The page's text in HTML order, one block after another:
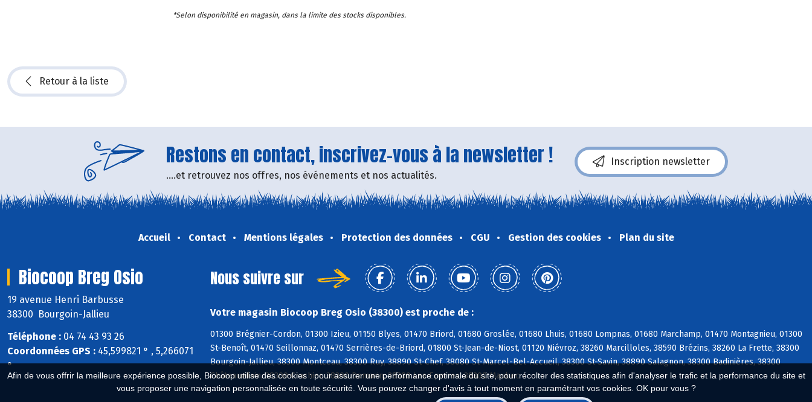
Afin de vous offrir la meilleure expérience possible, Biocoop utilise des cookies : pour assurer une performance optimale du site, pour récolter des statistiques afin d'analyser le trafic et la performance du site et
vous proposer une navigation personnalisée en toute sécurité. Vous pouvez changer d'avis à tout moment en paramétrant vos cookies. OK pour vous ?
*Selon disponibilité en magasin, dans la limite des stocks disponibles.
Retour à la liste
Restons en contact, inscrivez-vous à la newsletter !
....et retrouvez nos offres, nos événements et nos actualités.
Inscription newsletter
Accueil Contact Mentions légales Protection des données CGU Gestion des cookies Plan du site
Biocoop Breg Osio
19 avenue Henri Barbusse
38300 Bourgoin-Jallieu
Téléphone : 04 74 43 93 26
Coordonnées GPS : 45,599821 ° , 5,266071
°
Nous suivre sur
Votre magasin Biocoop Breg Osio (38300) est proche de :
01300 Brégnier-Cordon, 01300 Izieu, 01150 Blyes, 01470 Briord, 01680 Groslée, 01680 Lhuis, 01680 Lompnas, 01680 Marchamp, 01470 Montagnieu, 01300
St-Benoît, 01470 Seillonnaz, 01470 Serrières-de-Briord, 01800 St-Jean-de-Niost, 01120 Niévroz, 38260 Marcilloles, 38590 Brézins, 38260 La Frette, 38300
Bourgoin-Jallieu, 38300 Montceau, 38300 Ruy, 38890 St-Chef, 38080 St-Marcel-Bel-Accueil, 38300 St-Savin, 38890 Salagnon, 38300 Badinières, 38300
Châteauvilain, 38300 Crachier, 38300 Domarin, 38300 Les Eparres, 38300 Maubec